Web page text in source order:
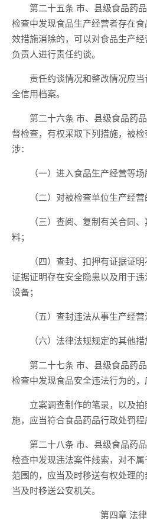
第二十五条 市、县级食品药品
检查中发现食品生产经营者存在
效措施消除的，可以对食品生产
负责人进行责任约谈。
责任约谈情况和整改情况应当
全信用档案。
第二十六条 市、县级食品药品
督检查，有权采取下列措施，被
涉：
（一）进入食品生产经营等场
（二）对被检查单位生产经营
（三）查阅、复制有关合同、
料；
（四）查封、扣押有证据证明
证据证明存在安全隐患以及用于
设备；
（五）查封违法从事生产经营
（六）法律法规规定的其他措
第二十七条 市、县级食品药品
检查中发现食品安全违法行为的，
立案调查制作的笔录，以及拍
施，应当符合食品药品行政处罚程
第二十八条 市、县级食品药品
检查中发现违法案件线索，对不
范围的，应当及时移送有权处理
当及时移送公安机关。
第四章 法